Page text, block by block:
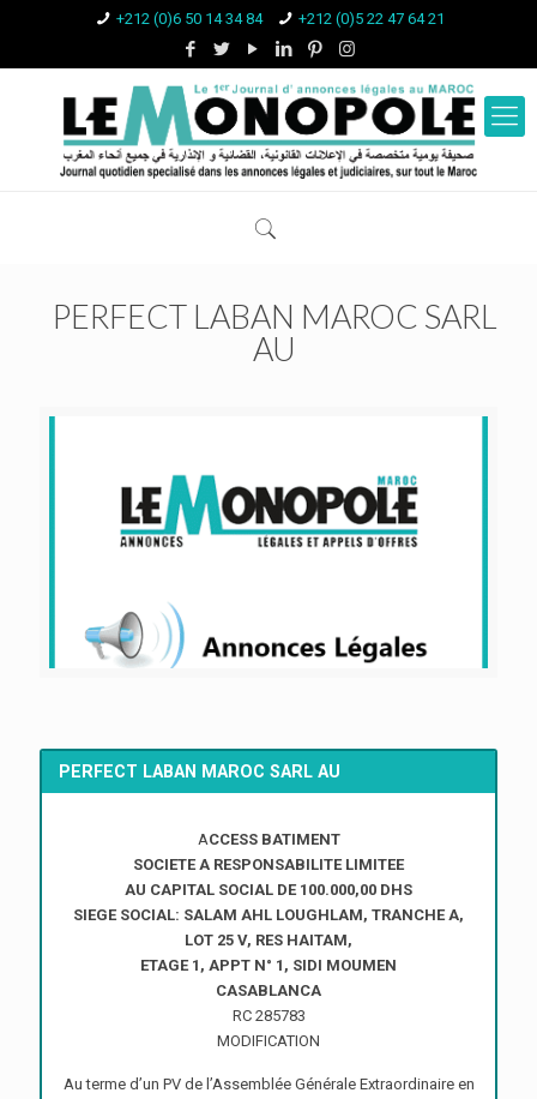
+212 (0)6 50 14 34 84 +212 (0)5 22 47 64 21
PERFECT LABAN MAROC SARL
AU
PERFECT LABAN MAROC SARL AU
ACCESS BATIMENT
SOCIETE A RESPONSABILITE LIMITEE
AU CAPITAL SOCIAL DE 100.000,00 DHS
SIEGE SOCIAL: SALAM AHL LOUGHLAM, TRANCHE A,
LOT 25 V, RES HAITAM,
ETAGE 1, APPT N° 1, SIDI MOUMEN
CASABLANCA
RC 285783
MODIFICATION
Au terme d’un PV de l’Assemblée Générale Extraordinaire en